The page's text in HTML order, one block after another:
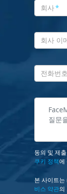
회사*
회사 이
전화번호
동의 및 제
쿠키 정책에
본 사이트
비스 약관의